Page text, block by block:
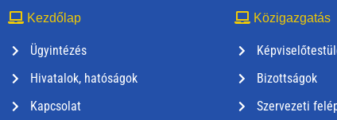
Kezdőlap
Ügyintézés
Hivatalok, hatóságok
Kapcsolat
Közigazgatás
Bizottságok
Szervezeti